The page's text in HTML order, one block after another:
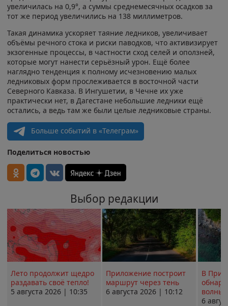
увеличилась на 0,9°, а суммы среднемесячных осадков за
тот же период увеличились на 138 миллиметров.
Такая динамика ускоряет таяние ледников, увеличивает
объёмы речного стока и риски паводков, что активизирует
экзогенные процессы, в частности сход селей и оползней,
которые могут нанести серьёзный урон. Ещё более
наглядно тенденция к полному исчезновению малых
ледниковых форм прослеживается в восточной части
Северного Кавказа. В Ингушетии, в Чечне их уже
практически нет, в Дагестане небольшие ледники ещё
остались, а ведь там же были целые ледниковые страны.
Больше событий в «Телеграм»
Поделиться новостью
Выбор редакции
Лето продолжит щедро
раздавать своё тепло!
5 августа 2026 | 10:35
Приложение построит
маршрут через тень
6 августа 2026 | 10:12
В
волны
6